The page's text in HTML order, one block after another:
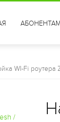
АБОНЕНТАМ
WI-Fi роутера
/